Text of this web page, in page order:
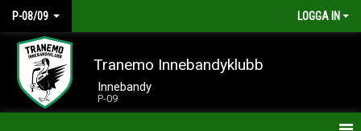
P-08/09 LOGGA IN
Tranemo Innebandyklubb
Innebandy
P-09